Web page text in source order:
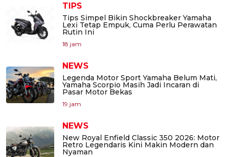
TIPS
Tips Simpel Bikin Shockbreaker Yamaha
Lexi Tetap Empuk, Cuma Perlu Perawatan
Rutin Ini
18 jam
NEWS
Legenda Motor Sport Yamaha Belum Mati,
Yamaha Scorpio Masih Jadi Incaran di
Pasar Motor Bekas
19 jam
NEWS
New Royal Enfield Classic 350 2026: Motor
Retro Legendaris Kini Makin Modern dan
Nyaman